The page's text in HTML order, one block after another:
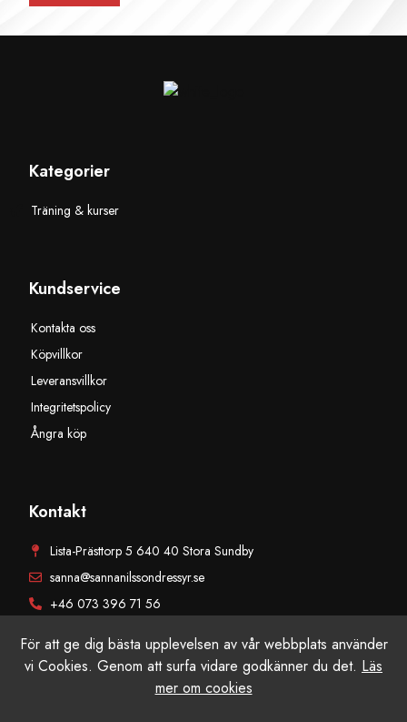
Kategorier
Träning & kurser
Kundservice
Kontakta oss
Köpvillkor
Leveransvillkor
Integritetspolicy
Ångra köp
Kontakt
Lista-Prästtorp 5 640 40 Stora Sundby
sanna@sannanilssondressyr.se
+46 073 396 71 56
För att ge dig bästa upplevelsen av vår webbplats använder
vi Cookies. Genom att surfa vidare godkänner du det. Läs
mer om cookies